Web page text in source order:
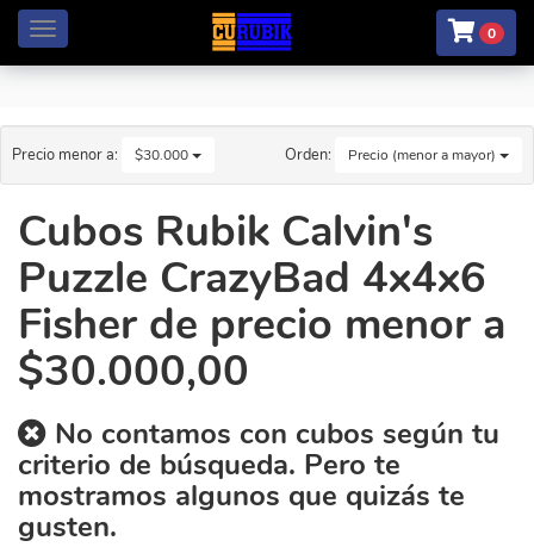
Menú 0
Precio menor a: $30.000 Orden: Precio (menor a mayor)
Cubos Rubik Calvin's
Puzzle CrazyBad 4x4x6
Fisher de precio menor a
$30.000,00
No contamos con cubos según tu
criterio de búsqueda. Pero te
mostramos algunos que quizás te
gusten.